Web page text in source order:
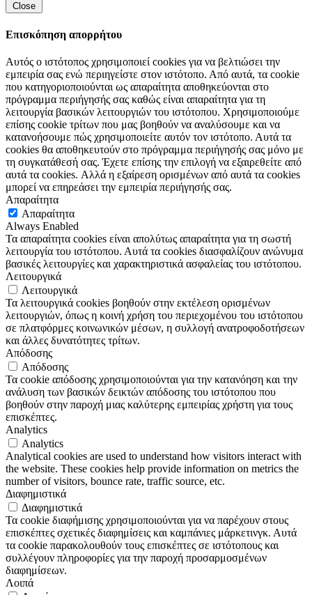
Close
Επισκόπηση απορρήτου
Αυτός ο ιστότοπος χρησιμοποιεί cookies για να βελτιώσει την
εμπειρία σας ενώ περιηγείστε στον ιστότοπο. Από αυτά, τα cookie
που κατηγοριοποιούνται ως απαραίτητα αποθηκεύονται στο
πρόγραμμα περιήγησής σας καθώς είναι απαραίτητα για τη
λειτουργία βασικών λειτουργιών του ιστότοπου. Χρησιμοποιούμε
επίσης cookie τρίτων που μας βοηθούν να αναλύσουμε και να
κατανοήσουμε πώς χρησιμοποιείτε αυτόν τον ιστότοπο. Αυτά τα
cookies θα αποθηκευτούν στο πρόγραμμα περιήγησής σας μόνο με
τη συγκατάθεσή σας. Έχετε επίσης την επιλογή να εξαιρεθείτε από
αυτά τα cookies. Αλλά η εξαίρεση ορισμένων από αυτά τα cookies
μπορεί να επηρεάσει την εμπειρία περιήγησής σας.
Απαραίτητα
Απαραίτητα
Always Enabled
Τα απαραίτητα cookies είναι απολύτως απαραίτητα για τη σωστή
λειτουργία του ιστότοπου. Αυτά τα cookies διασφαλίζουν ανώνυμα
βασικές λειτουργίες και χαρακτηριστικά ασφαλείας του ιστότοπου.
Λειτουργικά
Λειτουργικά
Τα λειτουργικά cookies βοηθούν στην εκτέλεση ορισμένων
λειτουργιών, όπως η κοινή χρήση του περιεχομένου του ιστότοπου
σε πλατφόρμες κοινωνικών μέσων, η συλλογή ανατροφοδοτήσεων
και άλλες δυνατότητες τρίτων.
Απόδοσης
Απόδοσης
Τα cookie απόδοσης χρησιμοποιούνται για την κατανόηση και την
ανάλυση των βασικών δεικτών απόδοσης του ιστότοπου που
βοηθούν στην παροχή μιας καλύτερης εμπειρίας χρήστη για τους
επισκέπτες.
Analytics
Analytics
Analytical cookies are used to understand how visitors interact with
the website. These cookies help provide information on metrics the
number of visitors, bounce rate, traffic source, etc.
Διαφημιστικά
Διαφημιστικά
Τα cookie διαφήμισης χρησιμοποιούνται για να παρέχουν στους
επισκέπτες σχετικές διαφημίσεις και καμπάνιες μάρκετινγκ. Αυτά
τα cookie παρακολουθούν τους επισκέπτες σε ιστότοπους και
συλλέγουν πληροφορίες για την παροχή προσαρμοσμένων
διαφημίσεων.
Λοιπά